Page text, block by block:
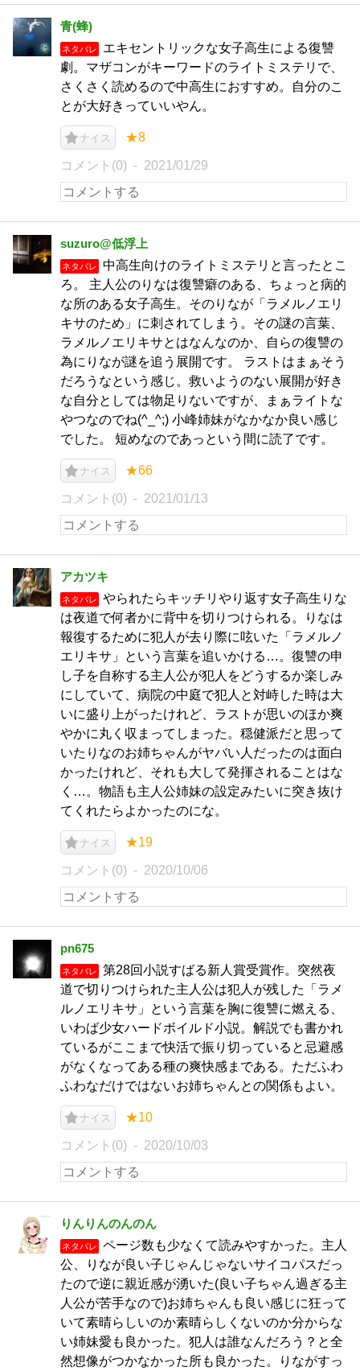
青(蜂)
ネタバレ
エキセントリックな女子高生による復讐
劇。マザコンがキーワードのライトミステリで、
さくさく読めるので中高生におすすめ。自分のこ
とが大好きっていいやん。
ナイス ★8
コメント(0) 2021/01/29
suzuro@低浮上
ネタバレ
中高生向けのライトミステリと言ったとこ
ろ。 主人公のりなは復讐癖のある、ちょっと病的
な所のある女子高生。そのりなが「ラメルノエリ
キサのため」に刺されてしまう。その謎の言葉、
ラメルノエリキサとはなんなのか、自らの復讐の
為にりなが謎を追う展開です。 ラストはまぁそう
だろうなという感じ。救いようのない展開が好き
な自分としては物足りないですが、まぁライトな
やつなのでね(^_^;) 小峰姉妹がなかなか良い感じ
でした。 短めなのであっという間に読了です。
ナイス ★66
コメント(0) 2021/01/13
アカツキ
ネタバレ
やられたらキッチリやり返す女子高生りな
は夜道で何者かに背中を切りつけられる。りなは
報復するために犯人が去り際に呟いた「ラメルノ
エリキサ」という言葉を追いかける…。復讐の申
し子を自称する主人公が犯人をどうするか楽しみ
にしていて、病院の中庭で犯人と対峙した時は大
いに盛り上がったけれど、ラストが思いのほか爽
やかに丸く収まってしまった。穏健派だと思って
いたりなのお姉ちゃんがヤバい人だったのは面白
かったけれど、それも大して発揮されることはな
く…。物語も主人公姉妹の設定みたいに突き抜け
てくれたらよかったのにな。
ナイス ★19
コメント(0) 2020/10/06
pn675
ネタバレ
第28回小説すばる新人賞受賞作。突然夜
道で切りつけられた主人公は犯人が残した「ラメ
ルノエリキサ」という言葉を胸に復讐に燃える、
いわば少女ハードボイルド小説。解説でも書かれ
ているがここまで快活で振り切っていると忌避感
がなくなってある種の爽快感まである。ただふわ
ふわなだけではないお姉ちゃんとの関係もよい。
ナイス ★10
コメント(0) 2020/10/03
りんりんのんのん
ネタバレ
ページ数も少なくて読みやすかった。主人
公、りなが良い子じゃんじゃないサイコパスだっ
たので逆に親近感が湧いた(良い子ちゃん過ぎる主
人公が苦手なので)お姉ちゃんも良い感じに狂って
いて素晴らしいのか素晴らしくないのか分からな
い姉妹愛も良かった。犯人は誰なんだろう？と全
然想像がつかなかった所も良かった。りながすっ